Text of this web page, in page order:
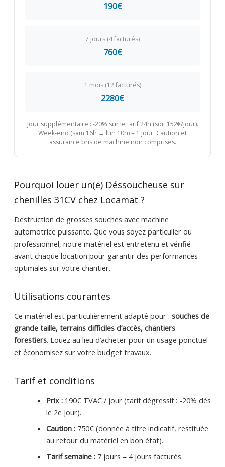
190€
7 jours (4 facturés)
760€
1 mois (12 facturés)
2280€
Jour supplémentaire : -20% sur le tarif 24h (soit 152€/jour).
Week-end (sam 16h → lun 10h) = 1 jour. Caution et
assurance bris de machine non comprises.
Pourquoi louer un(e) Déssoucheuse sur
chenilles 31CV chez Locamat ?
Destruction de grosses souches avec machine
automotrice puissante. Que vous soyez particulier ou
professionnel, notre matériel est entretenu et vérifié
avant chaque location pour garantir des performances
optimales sur votre chantier.
Utilisations courantes
Ce matériel est particulièrement adapté pour : souches de
grande taille, terrains difficiles d’accès, chantiers
forestiers. Louez au lieu d’acheter pour un usage ponctuel
et économisez sur votre budget travaux.
Tarif et conditions
Prix :190€ TVAC / jour (tarif dégressif : -20% dès
le 2e jour).
Caution :750€ (donnée à titre indicatif, restituée
au retour du matériel en bon état).
Tarif semaine :7 jours = 4 jours facturés.